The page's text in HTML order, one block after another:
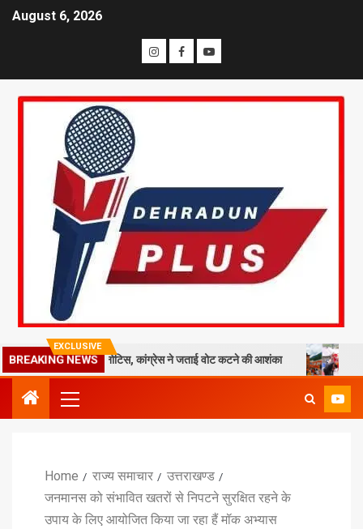
August 6, 2026
EXCLUSIVE
BREAKING NEWS
को नोटिस, कांग्रेस ने जताई वोट कटने की आशंका धराली आपदा
Home राज्य समाचार
उत्तराखण्ड
जनमानस को संभावित खतरों से निपटने सुरक्षित रहने के
उपाय के लिए आयोजित किया जा रहा हैं मॉक अभ्यास